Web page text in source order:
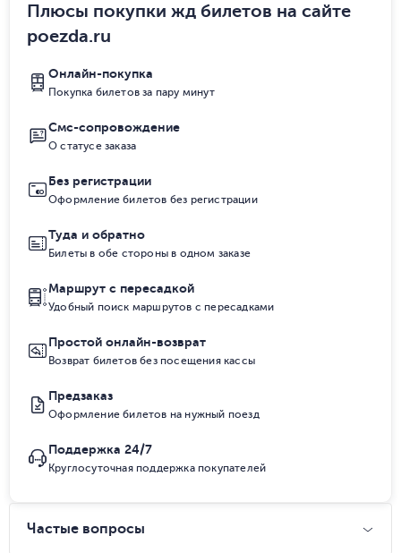
Плюсы покупки жд билетов на сайте
poezda.ru
Онлайн-покупка
Покупка билетов за пару минут
Смс-сопровождение
О статусе заказа
Без регистрации
Оформление билетов без регистрации
Туда и обратно
Билеты в обе стороны в одном заказе
Маршрут с пересадкой
Удобный поиск маршрутов с пересадками
Простой онлайн-возврат
Возврат билетов без посещения кассы
Предзаказ
Оформление билетов на нужный поезд
Поддержка 24/7
Круглосуточная поддержка покупателей
Частые вопросы